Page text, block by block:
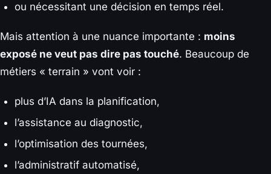
ou nécessitant une décision en temps réel.
Mais attention à une nuance importante : moins
exposé ne veut pas dire pas touché. Beaucoup de
métiers « terrain » vont voir :
plus d’IA dans la planification,
l’assistance au diagnostic,
l’optimisation des tournées,
l’administratif automatisé,